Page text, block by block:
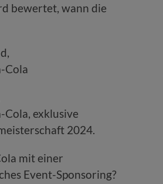
bewertet, wann die
exklusive
2024.
mit einer
Event-Sponsoring?